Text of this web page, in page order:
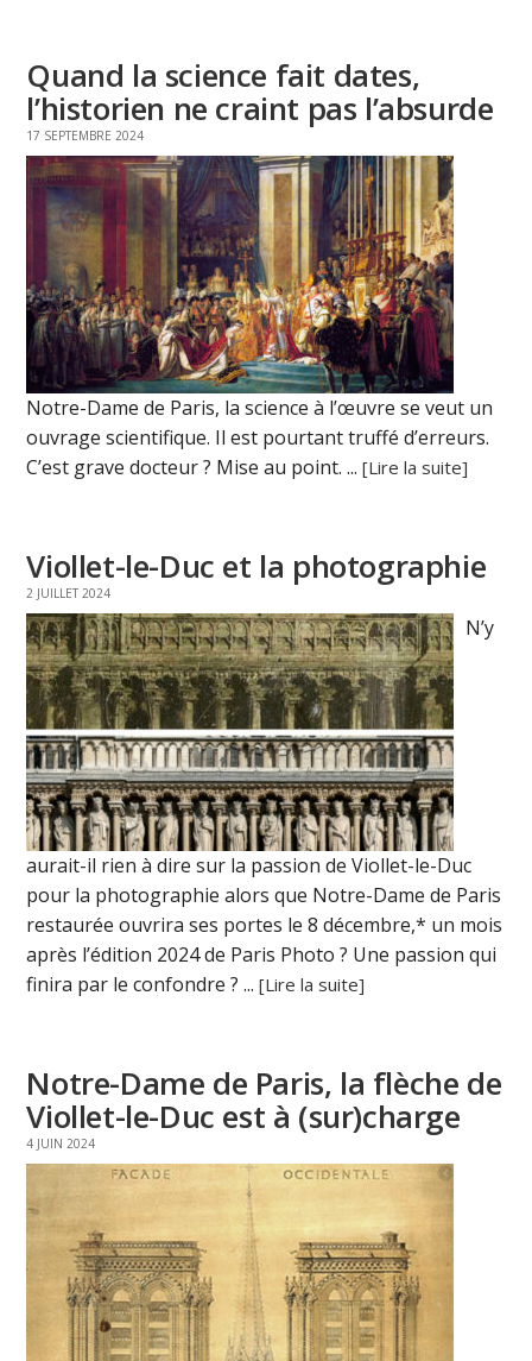
Quand la science fait dates,
l’historien ne craint pas l’absurde
17 SEPTEMBRE 2024
Notre-Dame de Paris, la science à l’œuvre se veut un
ouvrage scientifique. Il est pourtant truffé d’erreurs.
C’est grave docteur ? Mise au point. ...[Lire la suite]
Viollet-le-Duc et la photographie
2 JUILLET 2024
N’y
aurait-il rien à dire sur la passion de Viollet-le-Duc
pour la photographie alors que Notre-Dame de Paris
restaurée ouvrira ses portes le 8 décembre,* un mois
après l’édition 2024 de Paris Photo ? Une passion qui
finira par le confondre ? ...[Lire la suite]
Notre-Dame de Paris, la flèche de
Viollet-le-Duc est à (sur)charge
4 JUIN 2024